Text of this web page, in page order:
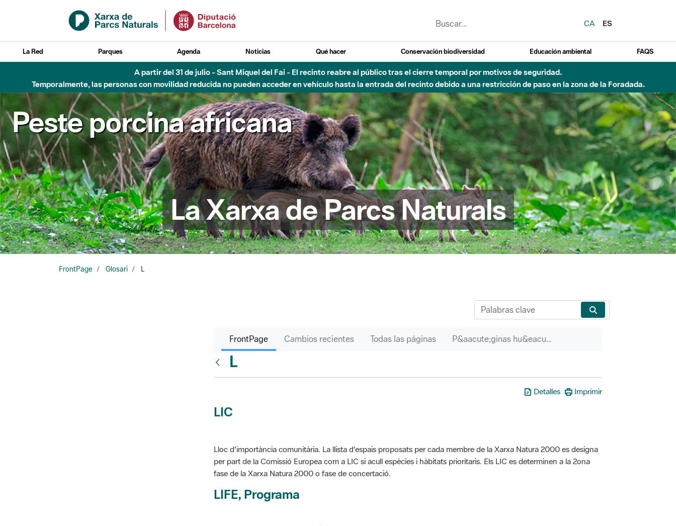
Saltar al contenido principal
CA
ES
La Red Parques Agenda Noticias Qué hacer Conservación biodiversidad Educación ambiental FAQS
A partir del 31 de julio - Sant Miquel del Fai - El recinto reabre al público tras el cierre temporal por motivos de seguridad.
Temporalmente, las personas con movilidad reducida no pueden acceder en vehículo hasta la entrada del recinto debido a una restricción de paso en la zona de la Foradada.
Peste porcina africana
La Xarxa de Parcs Naturals
FrontPage Glosari L
FrontPage Cambios recientes Todas las páginas P&aacute;ginas hu&eacute;rfanas
L
Detalles Imprimir
LIC
Lloc d'importància comunitària. La llista d'espais proposats per cada membre de la Xarxa Natura 2000 es designa
per part de la Comissió Europea com a LIC si acull espècies i hàbitats prioritaris. Els LIC es determinen a la 2ona
fase de la Xarxa Natura 2000 o fase de concertació.
LIFE, Programa